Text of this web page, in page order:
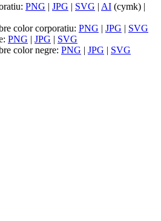
PNG | JPG | SVG | AI (cymk) |
color corporatiu: PNG | JPG | SVG
PNG | JPG | SVG
color negre: PNG | JPG | SVG